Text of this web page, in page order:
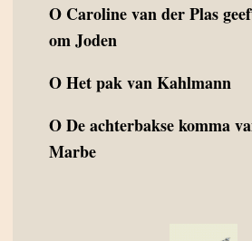
O Caroline van der Plas
om Joden
OHet pak van Kahlmann
ODe achterbakse komma
Marbe